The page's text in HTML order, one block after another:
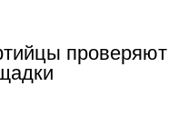
проверяют